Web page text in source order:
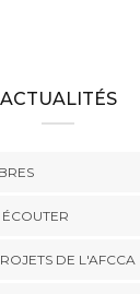
ACTUALITÉS
DE L'AFCCA